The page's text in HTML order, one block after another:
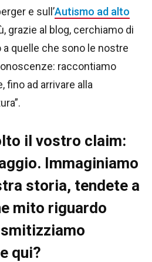
e sull’Autismo ad alto
grazie al blog, cerchiamo di
quelle che sono le nostre
raccontiamo
fino ad arrivare alla
il vostro claim:
Immaginiamo
storia, tendete a
mito riguardo
smitizziamo
qui?